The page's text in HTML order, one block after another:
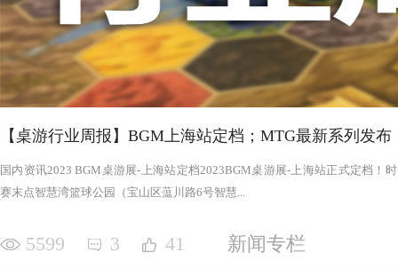
【桌游行业周报】BGM上海站定档；MTG最新系列发布
国内资讯2023 BGM桌游展-上海站定档2023BGM桌游展-上海站正式定档！
赛末点智慧湾篮球公园（宝山区蕰川路6号智慧...
5599 3 41 新闻专栏